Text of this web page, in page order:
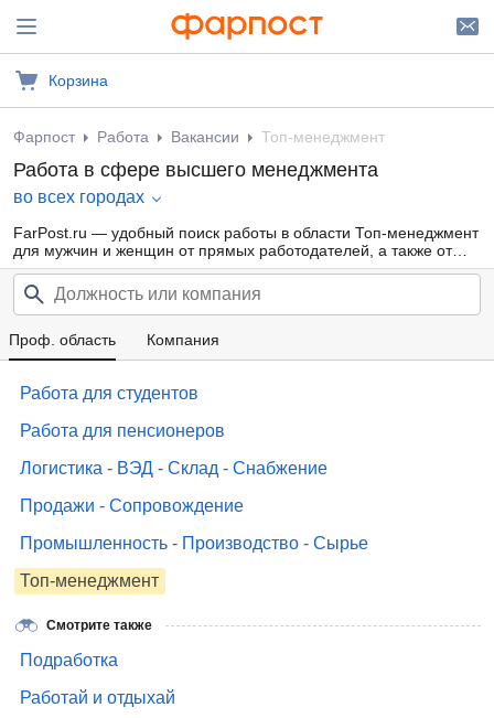
Корзина
Фарпост Работа Вакансии Топ-менеджмент
Работа в сфере высшего менеджмента
во всех городах
FarPost.ru — удобный поиск работы в области Топ-менеджмент
для мужчин и женщин от прямых работодателей, а также от
кадровых агентств. Свежие вакансии каждый день.
Проф. область Компания
Работа для студентов
Работа для пенсионеров
Логистика - ВЭД - Склад - Снабжение
Продажи - Сопровождение
Промышленность - Производство - Сырье
Топ-менеджмент
Смотрите также
Подработка
Работай и отдыхай